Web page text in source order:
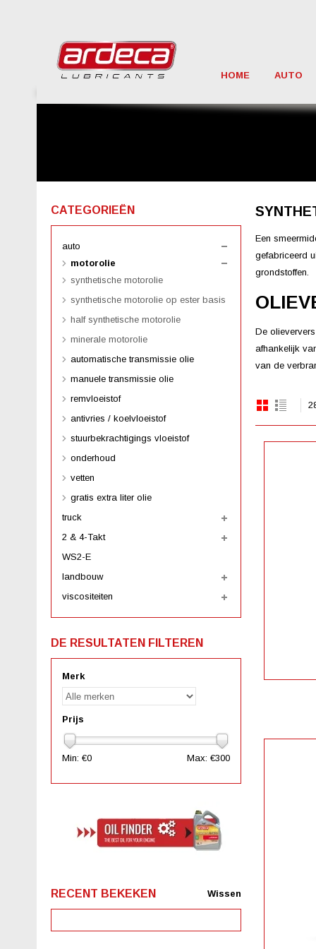
HOME AUTO
Een
gefabriceerd
grondstoffen.
De
afhankelijk
van de
CATEGORIEËN
auto
motorolie
synthetische motorolie
synthetische motorolie op ester basis
half synthetische motorolie
minerale motorolie
automatische transmissie olie
manuele transmissie olie
remvloeistof
antivries / koelvloeistof
stuurbekrachtigings vloeistof
onderhoud
vetten
gratis extra liter olie
truck
2 & 4-Takt
WS2-E
landbouw
viscositeiten
DE RESULTATEN FILTEREN
Merk
Prijs
Min: €0 Max: €300
RECENT BEKEKEN Wissen